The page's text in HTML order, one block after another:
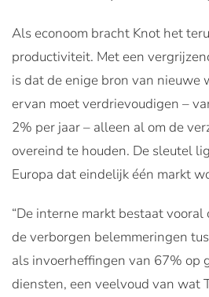
Als econoom bracht Knot het
productiviteit. Met een
is dat de enige bron van nieuwe
ervan moet verdrievoudigen –
2% per jaar – alleen al om de
overeind te houden. De sleutel
Europa dat eindelijk één markt
“De interne markt bestaat vooral
de verborgen belemmeringen
als invoerheffingen van 67% op
diensten, een veelvoud van wat